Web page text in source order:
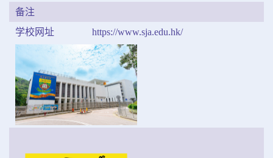
备注
学校网址
https://www.sja.edu.hk/